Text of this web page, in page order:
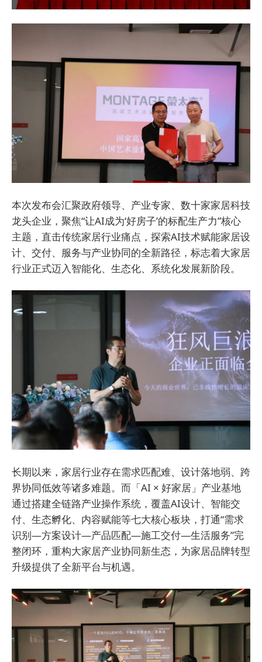
本次发布会汇聚政府领导、产业专家、数十家家居科技
龙头企业，聚焦“让AI成为‘好房子’的标配生产力”核心
主题，直击传统家居行业痛点，探索AI技术赋能家居设
计、交付、服务与产业协同的全新路径，标志着大家居
行业正式迈入智能化、生态化、系统化发展新阶段。
长期以来，家居行业存在需求匹配难、设计落地弱、跨
界协同低效等诸多难题。而「AI × 好家居」产业基地
通过搭建全链路产业操作系统，覆盖AI设计、智能交
付、生态孵化、内容赋能等七大核心板块，打通“需求
识别—方案设计—产品匹配—施工交付—生活服务”完
整闭环，重构大家居产业协同新生态，为家居品牌转型
升级提供了全新平台与机遇。